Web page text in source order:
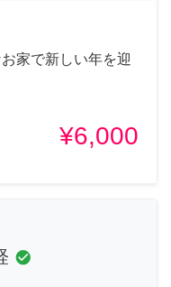
家で新しい年を迎
¥6,000
check_circle